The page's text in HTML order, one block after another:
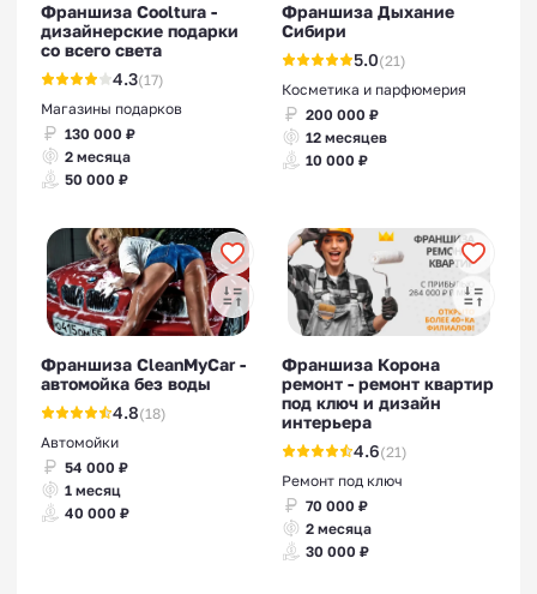
Франшиза Cooltura -
дизайнерские подарки
со всего света
4.3(17)
Магазины подарков
130 000 ₽
2 месяца
50 000 ₽
Франшиза Дыхание
Сибири
5.0(21)
Косметика и парфюмерия
200 000 ₽
12 месяцев
10 000 ₽
Франшиза СleanMyCar -
автомойка без воды
4.8(18)
Автомойки
54 000 ₽
1 месяц
40 000 ₽
Франшиза Корона
ремонт - ремонт квартир
под ключ и дизайн
интерьера
4.6(21)
Ремонт под ключ
70 000 ₽
2 месяца
30 000 ₽